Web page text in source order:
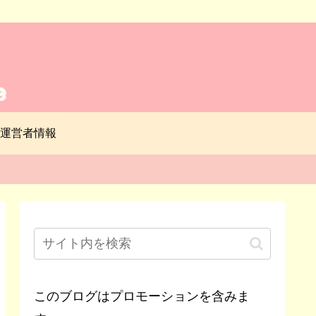
運営者情報
このブログはプロモーションを含みま